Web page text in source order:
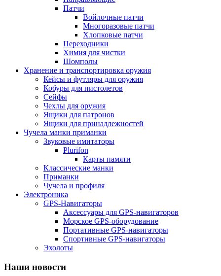
Патчи
Войлочные патчи
Многоразовые патчи
Хлопковые патчи
Переходники
Химия для чистки
Шомполы
Хранение и транспортировка оружия
Кейсы и футляры для оружия
Кобуры для пистолетов
Сейфы
Чехлы для оружия
Ящики для патронов
Ящики для принадлежностей
Чучела манки приманки
Звуковые имитаторы
Plurifon
Карты памяти
Классические манки
Приманки
Чучела и профиля
Электроника
GPS-Навигаторы
Аксессуары для GPS-навигаторов
Морское GPS-оборудование
Портативные GPS-навигаторы
Спортивные GPS-навигаторы
Эхолоты
Наши новости